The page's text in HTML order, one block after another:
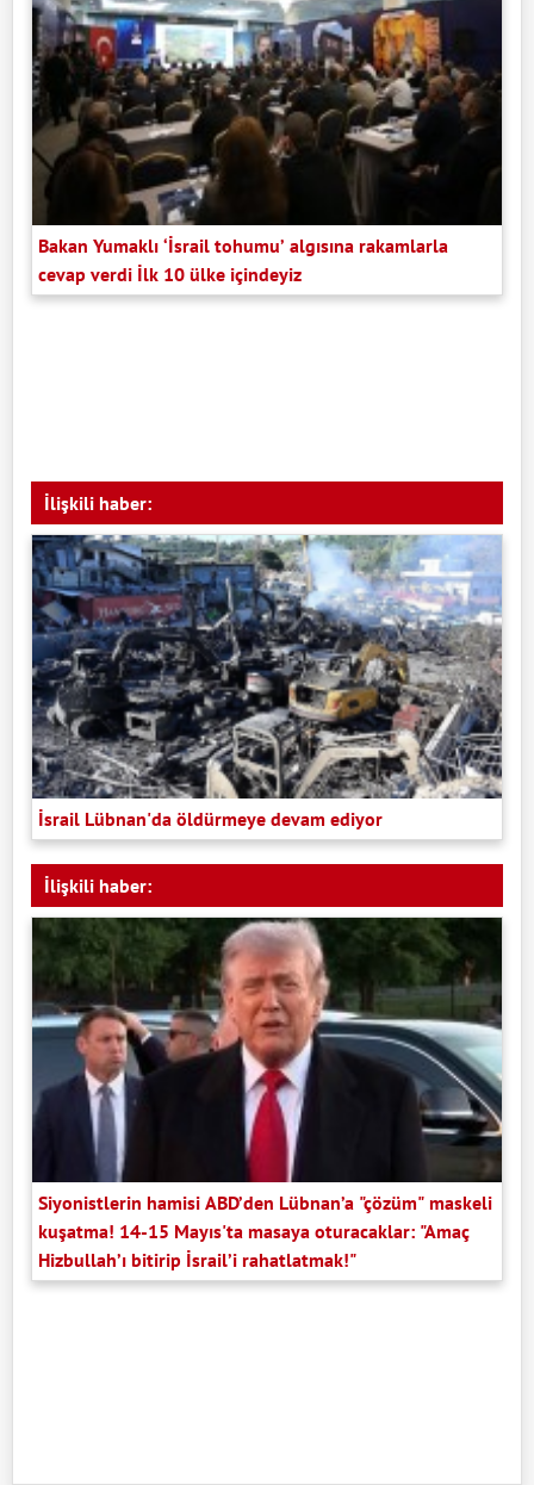
Bakan Yumaklı ‘İsrail tohumu’ algısına rakamlarla
cevap verdi İlk 10 ülke içindeyiz
İlişkili haber:
İsrail Lübnan'da öldürmeye devam ediyor
İlişkili haber:
Siyonistlerin hamisi ABD’den Lübnan’a "çözüm" maskeli
kuşatma! 14-15 Mayıs'ta masaya oturacaklar: "Amaç
Hizbullah’ı bitirip İsrail’i rahatlatmak!"